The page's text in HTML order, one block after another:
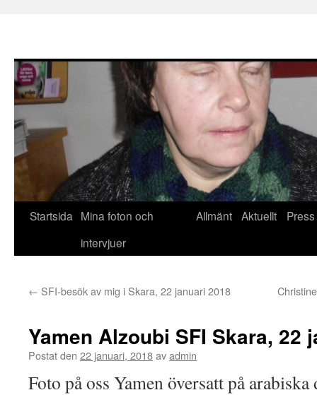
Hoppa
Startsida Mina foton och
intervjuer
Allmänt Aktuellt Press
← SFI-besök av mig i Skara, 22 januari 2018
Yamen Alzoubi SFI Skara, 22
Postat den 22 januari, 2018avadmin
Foto på oss Yamen översatt på